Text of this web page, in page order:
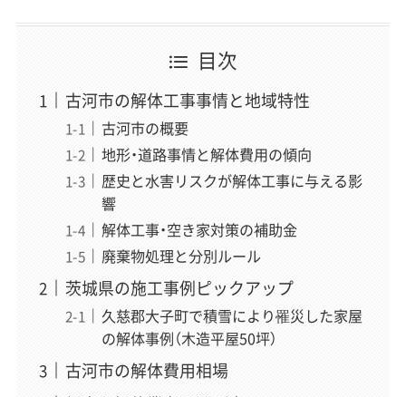
目次
古河市の解体工事事情と地域特性
古河市の概要
地形・道路事情と解体費用の傾向
歴史と水害リスクが解体工事に与える影
響
解体工事・空き家対策の補助金
廃棄物処理と分別ルール
茨城県の施工事例ピックアップ
久慈郡大子町で積雪により罹災した家屋
の解体事例（木造平屋50坪）
古河市の解体費用相場